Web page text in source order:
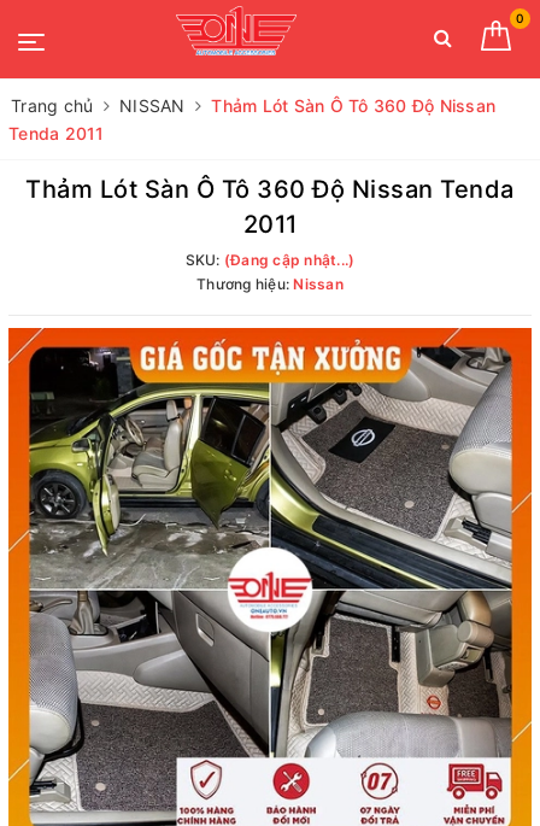
0
Trang chủ NISSAN
Thảm Lót Sàn Ô Tô 360 Độ Nissan
Tenda 2011
Thảm Lót Sàn Ô Tô 360 Độ Nissan Tenda
2011
SKU: (Đang cập nhật...)
Thương hiệu:Nissan